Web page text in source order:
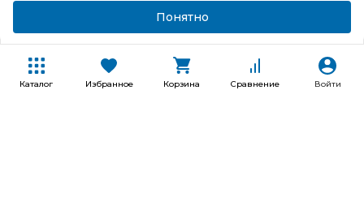
Каталог Избранное Корзина Сравнение Войти
Покупателям
Понятно